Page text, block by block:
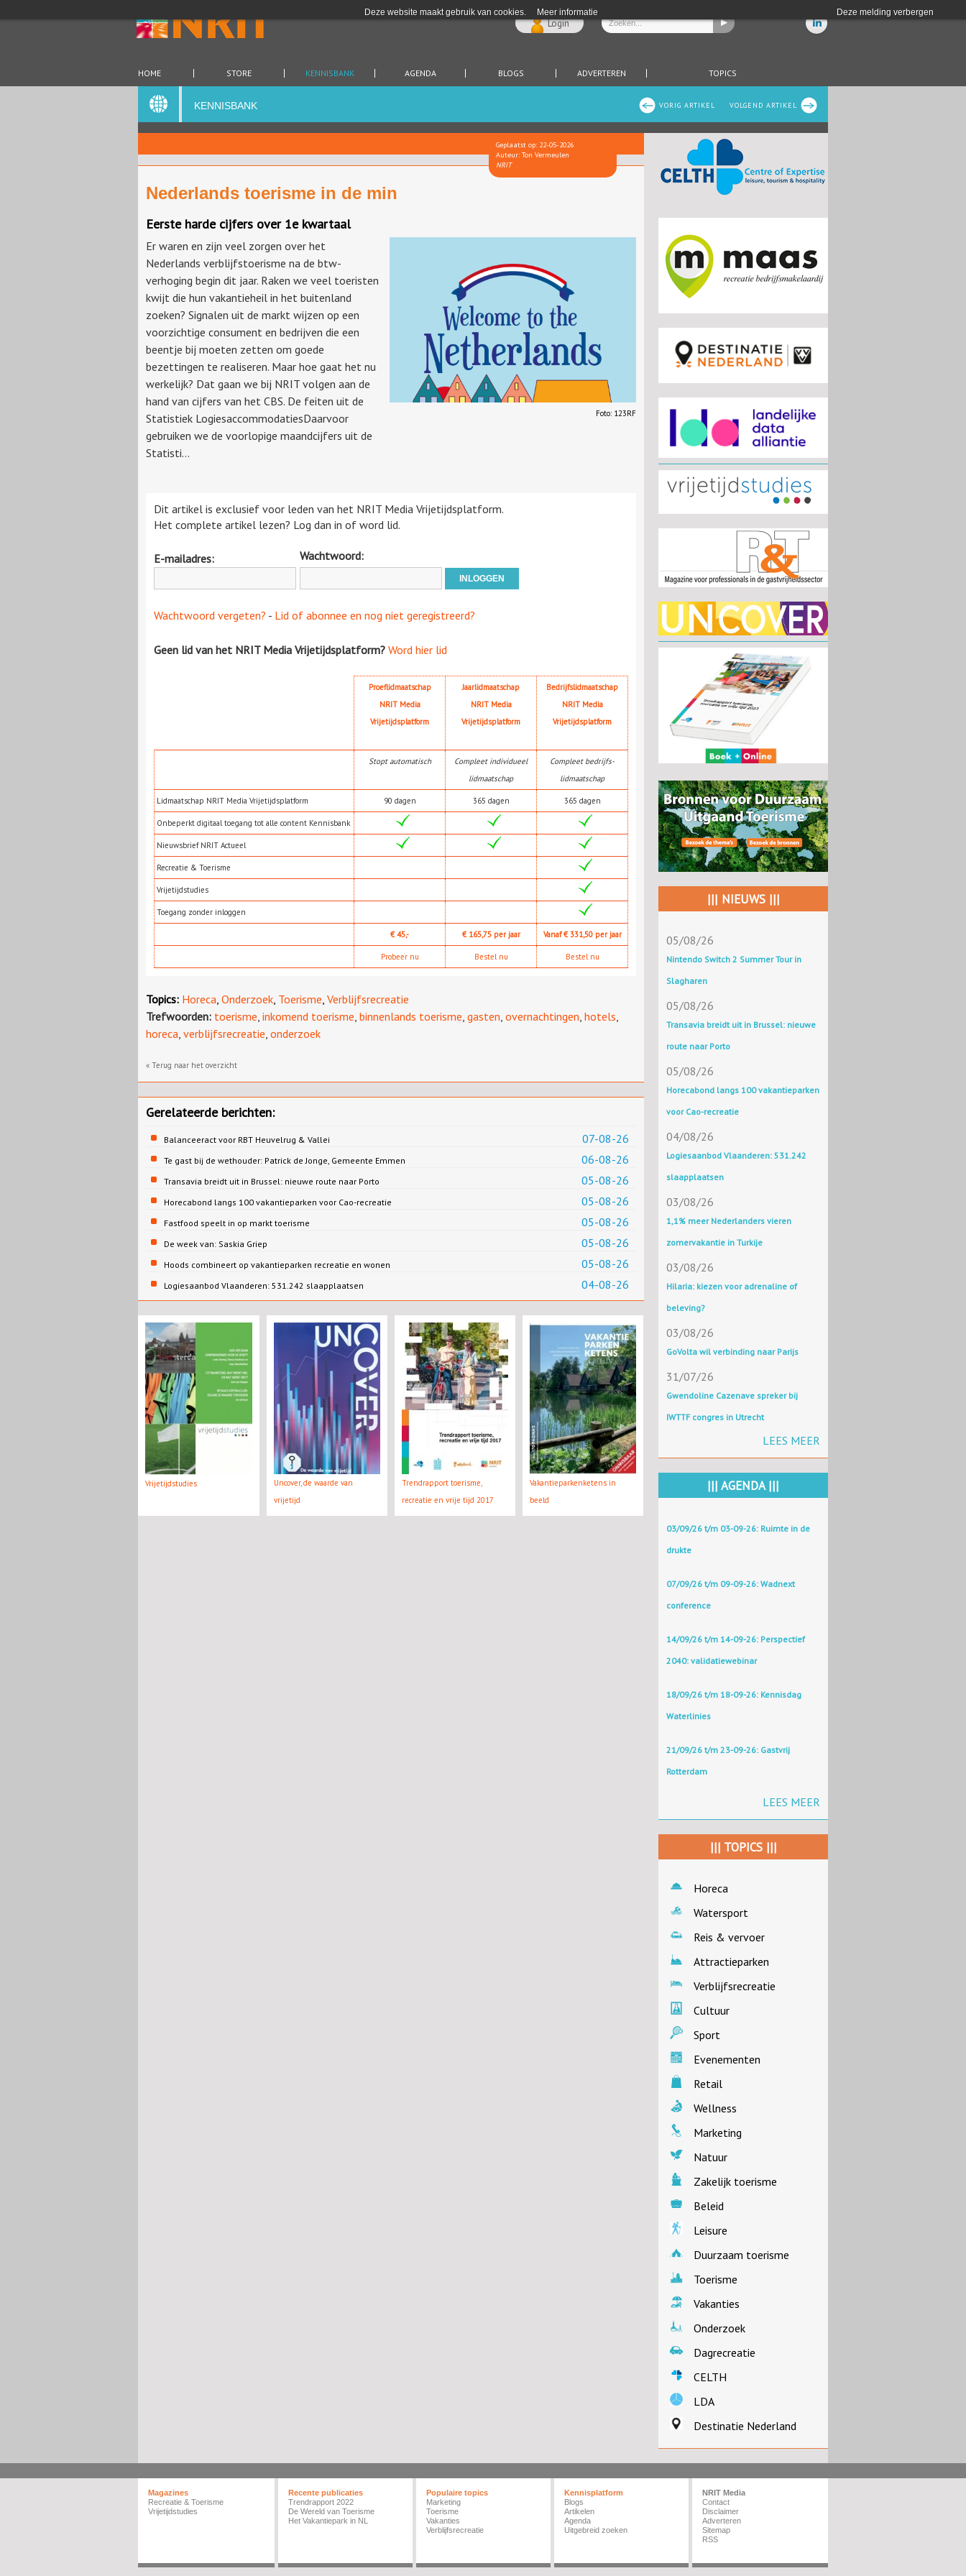
Deze website maakt gebruik van cookies. Meer informatie Deze melding verbergen
Login
HOME STORE KENNISBANK AGENDA BLOGS ADVERTEREN TOPICS
VOLGEND ARTIKEL
VORIG ARTIKEL
KENNISBANK
Geplaatst op: 22-05-2026
Auteur: Ton Vermeulen
NRIT
Nederlands toerisme in de min
Eerste harde cijfers over 1e kwartaal
Foto: 123RF
Er waren en zijn veel zorgen over het
Nederlands verblijfstoerisme na de btw-
verhoging begin dit jaar. Raken we veel toeristen
kwijt die hun vakantieheil in het buitenland
zoeken? Signalen uit de markt wijzen op een
voorzichtige consument en bedrijven die een
beentje bij moeten zetten om goede
bezettingen te realiseren. Maar hoe gaat het nu
werkelijk? Dat gaan we bij NRIT volgen aan de
hand van cijfers van het CBS. De feiten uit de
Statistiek LogiesaccommodatiesDaarvoor
gebruiken we de voorlopige maandcijfers uit de
Statisti...
Dit artikel is exclusief voor leden van het NRIT Media Vrijetijdsplatform.
Het complete artikel lezen? Log dan in of word lid.
E-mailadres: Wachtwoord:
Wachtwoord vergeten? - Lid of abonnee en nog niet geregistreerd?
Geen lid van het NRIT Media Vrijetijdsplatform? Word hier lid
Proeflidmaatschap
NRIT Media
Vrijetijdsplatform
Jaarlidmaatschap
NRIT Media
Vrijetijdsplatform
Bedrijfslidmaatschap
NRIT Media
Vrijetijdsplatform
Stopt automatisch
Compleet individueel
lidmaatschap
Compleet bedrijfs-
lidmaatschap
Lidmaatschap NRIT Media Vrijetijdsplatform 90 dagen 365 dagen 365 dagen
Onbeperkt digitaal toegang tot alle content Kennisbank
Nieuwsbrief NRIT Actueel
Recreatie & Toerisme
Vrijetijdstudies
Toegang zonder inloggen
€ 45,- € 165,75 per jaar Vanaf € 331,50 per jaar
Probeer nu Bestel nu Bestel nu
Topics: Horeca Onderzoek Toerisme Verblijfsrecreatie
Trefwoorden: toerisme inkomend toerisme binnenlands toerisme gasten overnachtingen hotels
horeca verblijfsrecreatie onderzoek
« Terug naar het overzicht
Gerelateerde berichten:
07-08-26
Balanceeract voor RBT Heuvelrug & Vallei
06-08-26
Te gast bij de wethouder: Patrick de Jonge, Gemeente Emmen
05-08-26
Transavia breidt uit in Brussel: nieuwe route naar Porto
05-08-26
Horecabond langs 100 vakantieparken voor Cao-recreatie
05-08-26
Fastfood speelt in op markt toerisme
05-08-26
De week van: Saskia Griep
05-08-26
Hoods combineert op vakantieparken recreatie en wonen
04-08-26
Logiesaanbod Vlaanderen: 531.242 slaapplaatsen
Vrijetijdstudies
Uncover, de waarde van
vrijetijd
Trendrapport toerisme,
recreatie en vrije tijd 2017
Vakantieparkenketens in
beeld
||| NIEUWS |||
05/08/26
Nintendo Switch 2 Summer Tour in
Slagharen
05/08/26
Transavia breidt uit in Brussel: nieuwe
route naar Porto
05/08/26
Horecabond langs 100 vakantieparken
voor Cao-recreatie
04/08/26
Logiesaanbod Vlaanderen: 531.242
slaapplaatsen
03/08/26
1,1% meer Nederlanders vieren
zomervakantie in Turkije
03/08/26
Hilaria: kiezen voor adrenaline of
beleving?
03/08/26
GoVolta wil verbinding naar Parijs
31/07/26
Gwendoline Cazenave spreker bij
IWTTF congres in Utrecht
LEES MEER
||| AGENDA |||
03/09/26 t/m 03-09-26: Ruimte in de
drukte
07/09/26 t/m 09-09-26: Wadnext
conference
14/09/26 t/m 14-09-26: Perspectief
2040: validatiewebinar
18/09/26 t/m 18-09-26: Kennisdag
Waterlinies
21/09/26 t/m 23-09-26: Gastvrij
Rotterdam
LEES MEER
||| TOPICS |||
Horeca
Watersport
Reis & vervoer
Attractieparken
Verblijfsrecreatie
Cultuur
Sport
Evenementen
Retail
Wellness
Marketing
Natuur
Zakelijk toerisme
Beleid
Leisure
Duurzaam toerisme
Toerisme
Vakanties
Onderzoek
Dagrecreatie
CELTH
LDA
Destinatie Nederland
Magazines
Recreatie & Toerisme
Vrijetijdstudies
Recente publicaties
Trendrapport 2022
De Wereld van Toerisme
Het Vakantiepark in NL
Populaire topics
Marketing
Toerisme
Vakanties
Verblijfsrecreatie
Kennisplatform
Blogs
Artikelen
Agenda
Uitgebreid zoeken
NRIT Media
Contact
Disclaimer
Adverteren
Sitemap
RSS